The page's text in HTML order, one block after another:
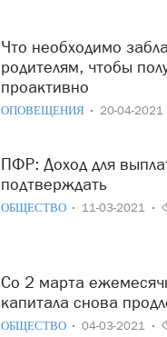
Что необходимо заблаговременно сделать будущим
родителям, чтобы
проактивно
ОПОВЕЩЕНИЯ 20-04-2021
ПФР: Доход для выплат из МСК снова необходимо
подтверждать
ОБЩЕСТВО 11-03-2021
Со 2 марта ежемесячная выплата из материнского
капитала снова
ОБЩЕСТВО 04-03-2021